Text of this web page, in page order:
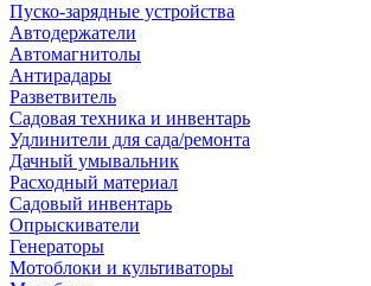
Пуско-зарядные устройства
Автодержатели
Автомагнитолы
Антирадары
Разветвитель
Садовая техника и инвентарь
Удлинители для сада/ремонта
Дачный умывальник
Расходный материал
Садовый инвентарь
Опрыскиватели
Генераторы
Мотоблоки и культиваторы